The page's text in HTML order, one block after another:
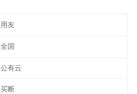
用友
全国
公有云
买断